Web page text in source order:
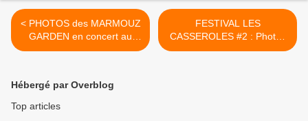
< PHOTOS des MARMOUZ
GARDEN en concert au
Festival...
FESTIVAL LES
CASSEROLES #2 : Photos
du concert... >
Hébergé par Overblog
Top articles